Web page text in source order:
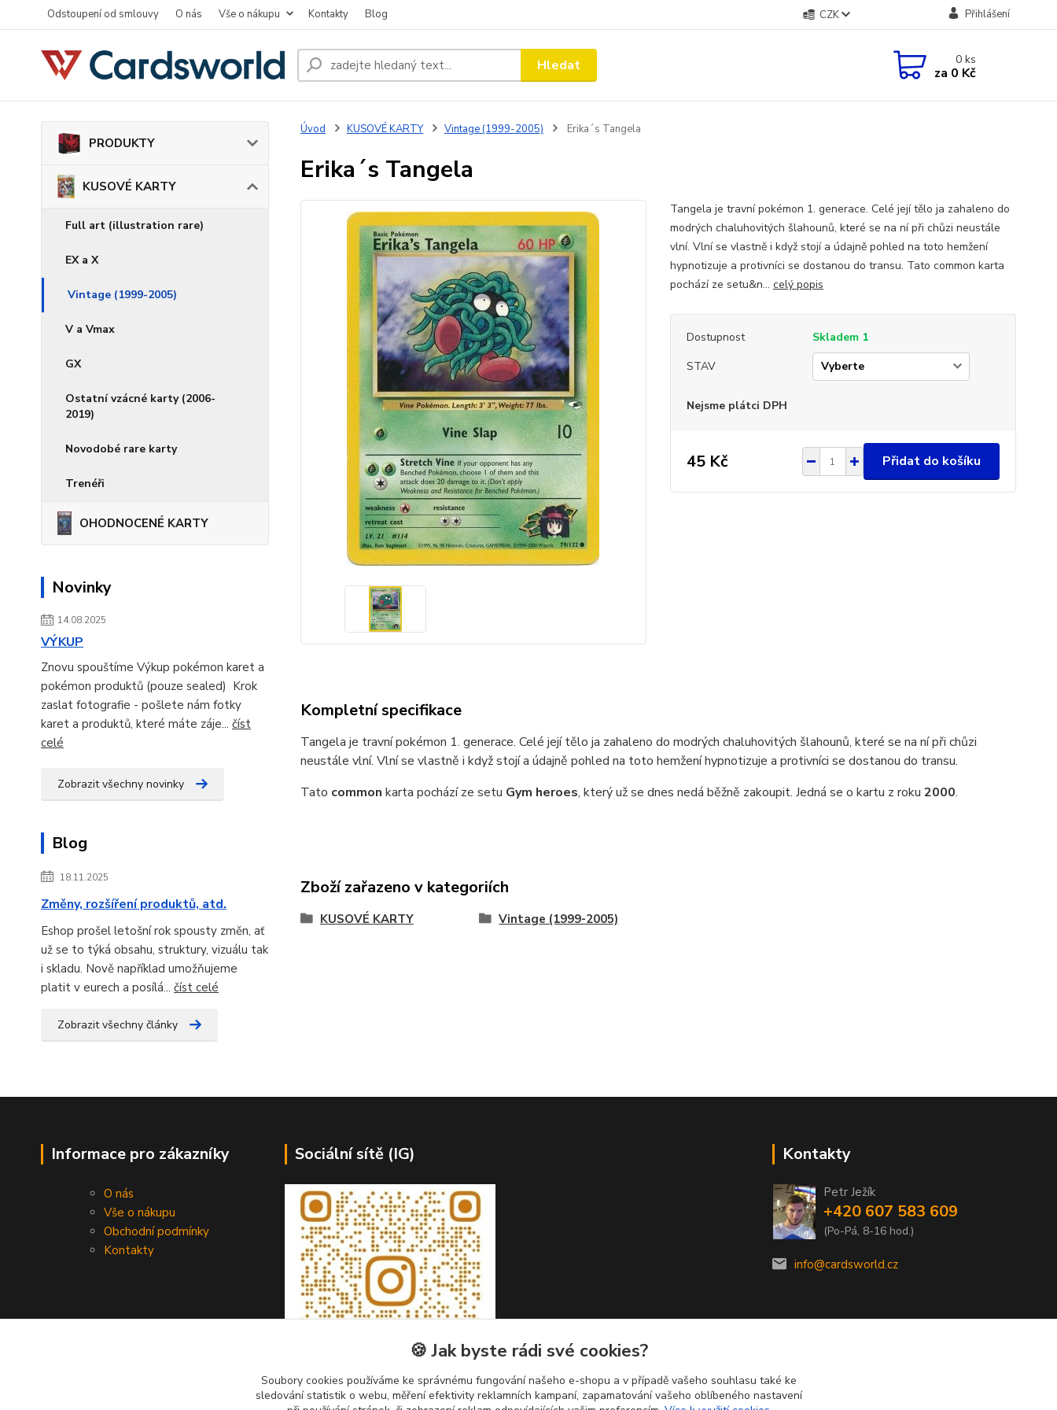
Odstoupení od smlouvy O nás Vše o nákupu Kontakty Blog CZK Přihlášení
Hledat 0ks
za 0 Kč
PRODUKTY
KUSOVÉ KARTY
Full art (illustration rare)
EX a X
Vintage (1999-2005)
V a Vmax
GX
Ostatní vzácné karty (2006-
2019)
Novodobé rare karty
Trenéři
OHODNOCENÉ KARTY
Novinky
14.08.2025
VÝKUP
Znovu spouštíme Výkup pokémon karet a
pokémon produktů (pouze sealed) Krok
zaslat fotografie - pošlete nám fotky
karet a produktů, které máte záje... číst
celé
Zobrazit všechny novinky
Blog
18.11.2025
Změny, rozšíření produktů, atd.
Eshop prošel letošní rok spousty změn, ať
už se to týká obsahu, struktury, vizuálu tak
i skladu. Nově například umožňujeme
platit v eurech a posílá... číst celé
Zobrazit všechny články
Úvod KUSOVÉ KARTY Vintage (1999-2005) Erika´s Tangela
Erika´s Tangela
Tangela je travní pokémon 1. generace. Celé její tělo ja zahaleno do
modrých chaluhovitých šlahounů, které se na ní při chůzi neustále
vlní. Vlní se vlastně i když stojí a údajně pohled na toto hemžení
hypnotizuje a protivníci se dostanou do transu. Tato common karta
pochází ze setu&n... celý popis
Dostupnost
Skladem 1
STAV
Nejsme plátci DPH
45 Kč Přidat do košíku
Kompletní specifikace
Tangela je travní pokémon 1. generace. Celé její tělo ja zahaleno do modrých chaluhovitých šlahounů, které se na ní při chůzi
neustále vlní. Vlní se vlastně i když stojí a údajně pohled na toto hemžení hypnotizuje a protivníci se dostanou do transu.
Tato common karta pochází ze setu Gym heroes, který už se dnes nedá běžně zakoupit. Jedná se o kartu z roku 2000.
Zboží zařazeno v kategoriích
KUSOVÉ KARTY Vintage (1999-2005)
Informace pro zákazníky
O nás
Vše o nákupu
Obchodní podmínky
Kontakty
Sociální sítě (IG) Kontakty
Petr Ježík
+420 607 583 609
(Po-Pá, 8-16 hod.)
info@cardsworld.cz
🍪 Jak byste rádi své cookies?
Soubory cookies používáme ke správnému fungování našeho e-shopu a v případě vašeho souhlasu také ke
sledování statistik o webu, měření efektivity reklamních kampaní, zapamatování vašeho oblíbeného nastavení